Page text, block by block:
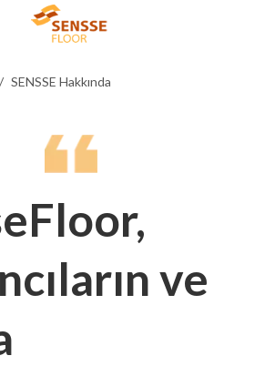
/ SENSSE Hakkında
ve